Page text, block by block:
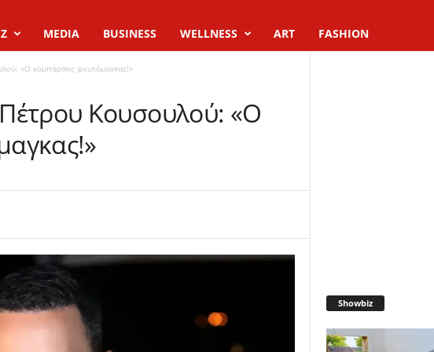
MEDIA BUSINESS WELLNESS ART FASHION
«Ο κομπάρσος ψευτόμαγκας!»
Κουσουλού: «Ο
Showbiz